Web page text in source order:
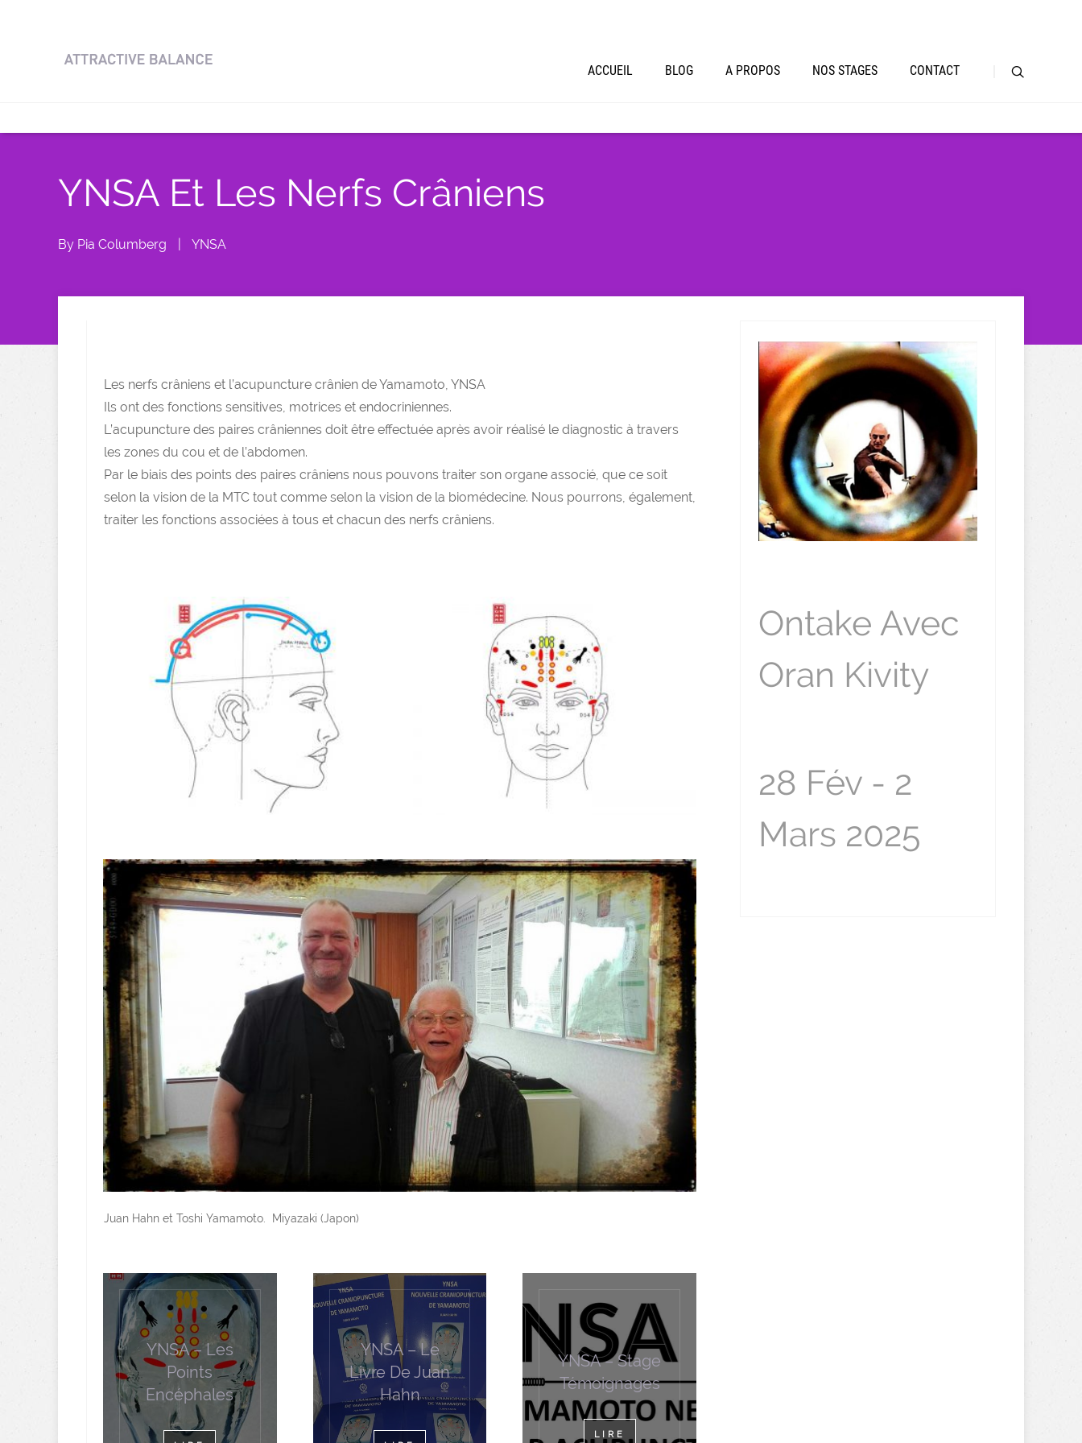
ACCUEIL BLOG A PROPOS NOS STAGES CONTACT
YNSA Et Les Nerfs Crâniens
By Pia Columberg YNSA
Les nerfs crâniens et l’acupuncture crânien de Yamamoto, YNSA
Ils ont des fonctions sensitives, motrices et endocriniennes.
L’acupuncture des paires crâniennes doit être effectuée après avoir réalisé le diagnostic à travers
les zones du cou et de l’abdomen.
Par le biais des points des paires crâniens nous pouvons traiter son organe associé, que ce soit
selon la vision de la MTC tout comme selon la vision de la biomédecine. Nous pourrons, également,
traiter les fonctions associées à tous et chacun des nerfs crâniens.
Juan Hahn et Toshi Yamamoto. Miyazaki (Japon)
YNSA – Les
Points
Encéphales
YNSA – Le
Livre De Juan
Hahn
YNSA – Stage
Témoignages
LIRE
Ontake Avec
Oran Kivity
28 Fév - 2
Mars 2025